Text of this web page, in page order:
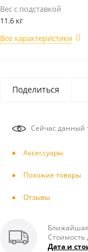
Вес с подставкой
11.6 кг
Все характеристики
Поделиться
Сейчас данный
Аксесcуары
Похожие товары
Отзывы
Ближайшая
Стоимость
Дата и